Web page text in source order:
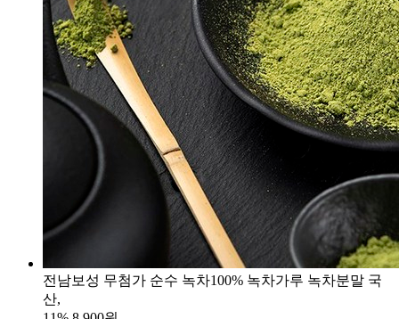
전남보성 무첨가 순수 녹차100% 녹차가루 녹차분말 국
산,